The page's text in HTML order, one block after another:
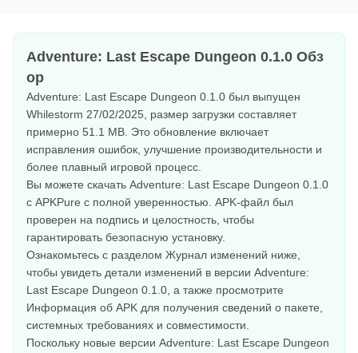
Adventure: Last Escape Dungeon 0.1.0 Обз
ор
Adventure: Last Escape Dungeon 0.1.0 был выпущен
Whilestorm 27/02/2025, размер загрузки составляет
примерно 51.1 MB. Это обновление включает
исправления ошибок, улучшение производительности и
более плавный игровой процесс.
Вы можете скачать Adventure: Last Escape Dungeon 0.1.0
с APKPure с полной уверенностью. APK-файл был
проверен на подпись и целостность, чтобы
гарантировать безопасную установку.
Ознакомьтесь с разделом Журнал изменений ниже,
чтобы увидеть детали изменений в версии Adventure:
Last Escape Dungeon 0.1.0, а также просмотрите
Информация об APK для получения сведений о пакете,
системных требованиях и совместимости.
Поскольку новые версии Adventure: Last Escape Dungeon